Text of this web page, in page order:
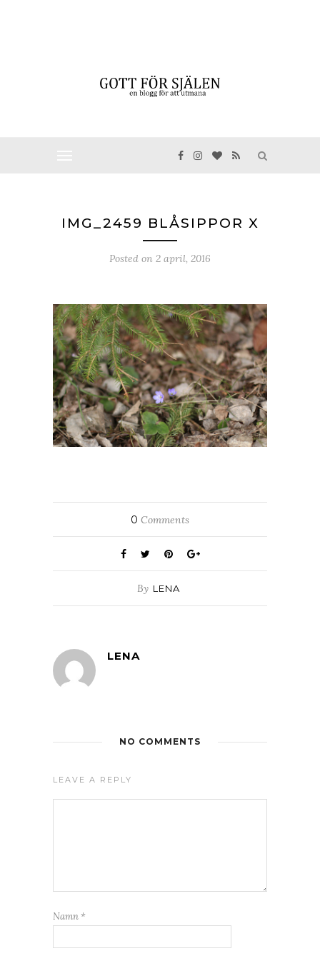
IMG_2459 BLÅSIPPOR X
Posted on 2 april, 2016
0 Comments
By LENA
LENA
NO COMMENTS
LEAVE A REPLY
Namn *